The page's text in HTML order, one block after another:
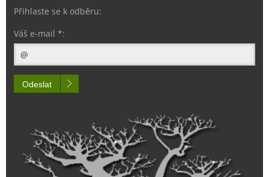
Přihlaste se k odběru:
Váš e-mail *:
Odeslat